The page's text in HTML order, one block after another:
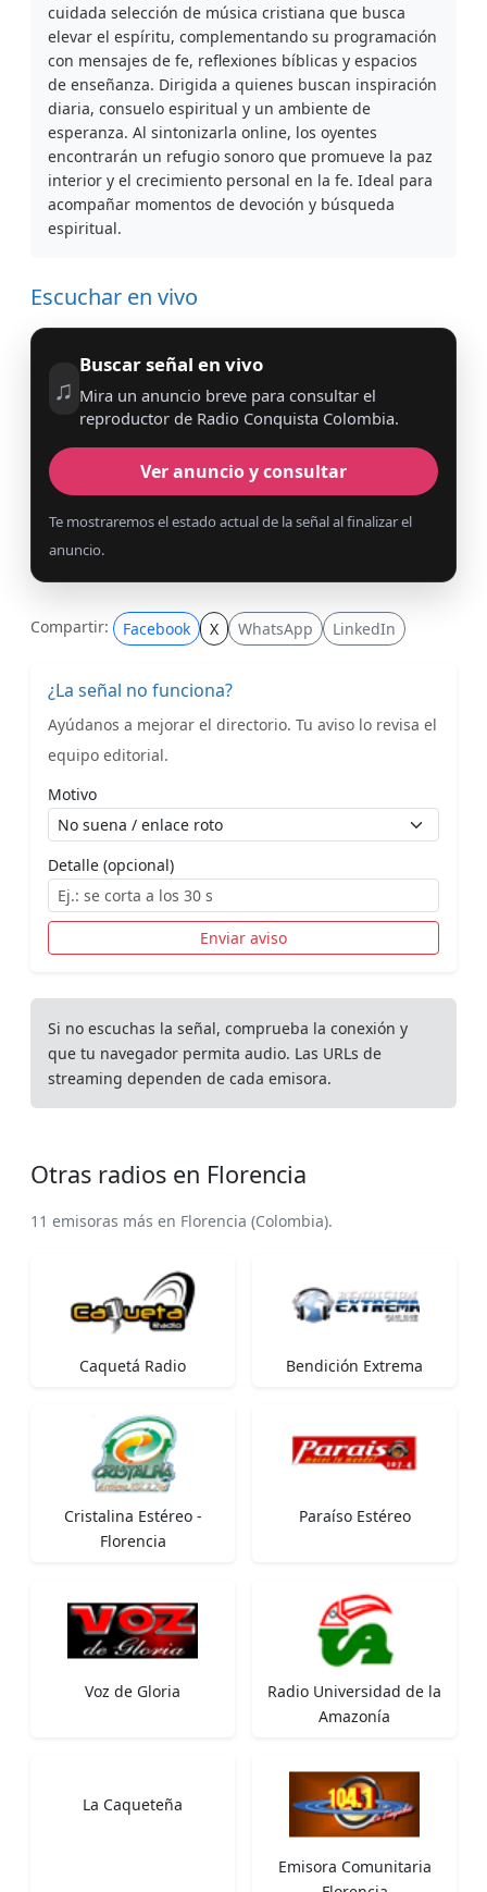
cuidada selección de música cristiana que busca
elevar el espíritu, complementando su programación
con mensajes de fe, reflexiones bíblicas y espacios
de enseñanza. Dirigida a quienes buscan inspiración
diaria, consuelo espiritual y un ambiente de
esperanza. Al sintonizarla online, los oyentes
encontrarán un refugio sonoro que promueve la paz
interior y el crecimiento personal en la fe. Ideal para
acompañar momentos de devoción y búsqueda
espiritual.
Escuchar en vivo
♫
Buscar señal en vivo
Mira un anuncio breve para consultar el
reproductor de Radio Conquista Colombia.
Ver anuncio y consultar
Te mostraremos el estado actual de la señal al finalizar el
anuncio.
Compartir: Facebook X WhatsApp LinkedIn
¿La señal no funciona?
Ayúdanos a mejorar el directorio. Tu aviso lo revisa el
equipo editorial.
Motivo
Detalle (opcional)
Enviar aviso
Si no escuchas la señal, comprueba la conexión y
que tu navegador permita audio. Las URLs de
streaming dependen de cada emisora.
Otras radios en Florencia
11 emisoras más en Florencia (Colombia).
Caquetá Radio Bendición Extrema
Cristalina Estéreo -
Florencia
Paraíso Estéreo
Voz de Gloria
Radio Universidad de la
Amazonía
La Caqueteña
Emisora Comunitaria